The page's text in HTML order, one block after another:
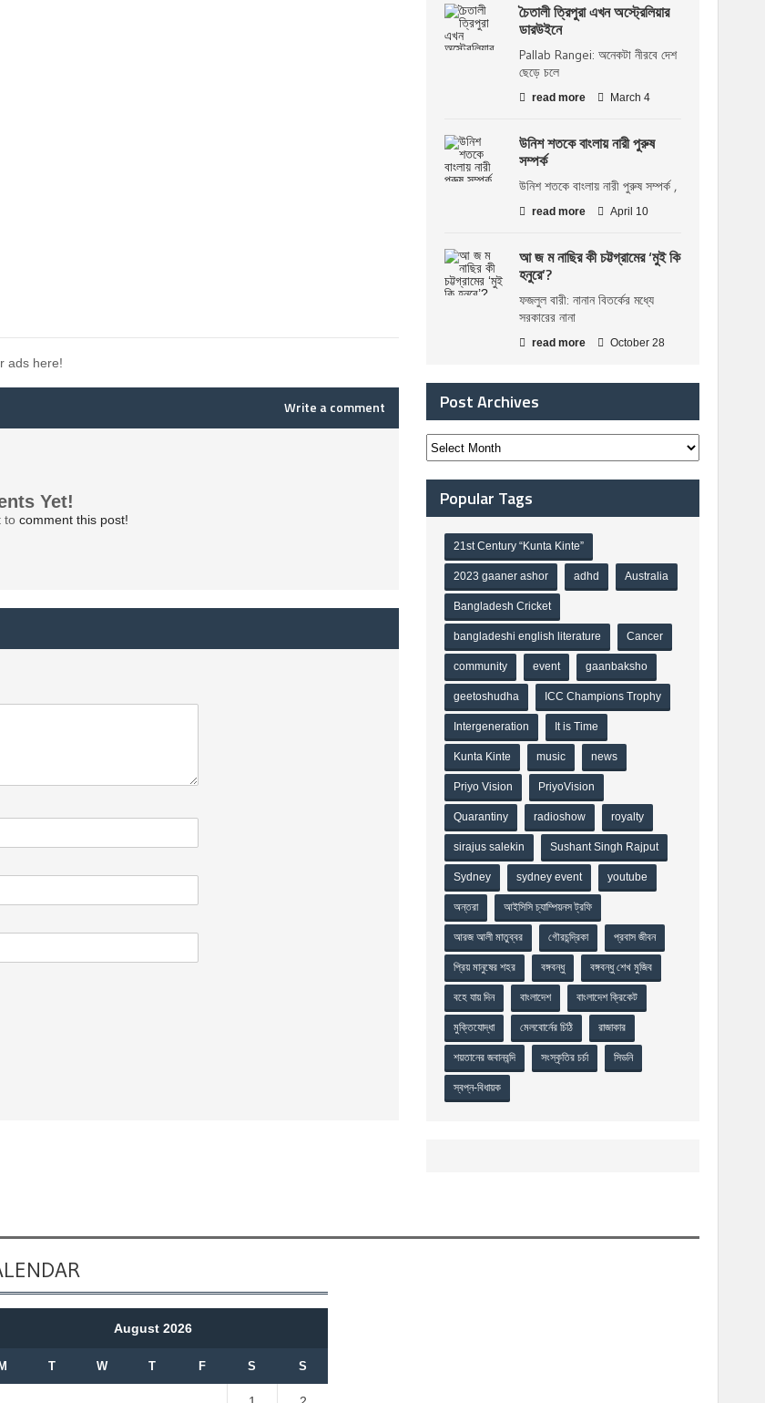
ads here!
Write a comment
Yet!
to comment this post!
চৈতালী ত্রিপুরা এখন অস্ট্রেলিয়ার
ডারউইনে
Pallab Rangei: অনেকটা নীরবে দেশ
ছেড়ে চলে
read more March 4
উনিশ শতকে বাংলায় নারী পুরুষ
সম্পর্ক
উনিশ শতকে বাংলায় নারী পুরুষ সম্পর্ক ,
read more April 10
আ জ ম নাছির কী চট্টগ্রামের ‘মুই কি
হনুরে’?
ফজলুল বারী: নানান বিতর্কের মধ্যে
সরকারের নানা
read more October 28
Post Archives
Popular Tags
21st Century “Kunta Kinte”
2023 gaaner ashor adhd Australia
Bangladesh Cricket
bangladeshi english literature Cancer
community event gaanbaksho
geetoshudha ICC Champions Trophy
Intergeneration It is Time
Kunta Kinte music news
Priyo Vision PriyoVision
Quarantiny radioshow royalty
sirajus salekin Sushant Singh Rajput
Sydney sydney event youtube
অন্তরা আইসিসি চ্যাম্পিয়নস ট্রফি
আরজ আলী মাতুব্বর গৌরচন্দ্রিকা প্রবাস জীবন
প্রিয় মানুষের শহর বঙ্গবন্ধু বঙ্গবন্ধু শেখ মুজিব
বহে যায় দিন বাংলাদেশ বাংলাদেশ ক্রিকেট
মুক্তিযোদ্ধা মেলবোর্নের চিঠি রাজাকার
শয়তানের জবানবন্দি সংস্কৃতির চর্চা সিডনি
স্বপ্ন-বিধায়ক
August 2026
M T W T F S S